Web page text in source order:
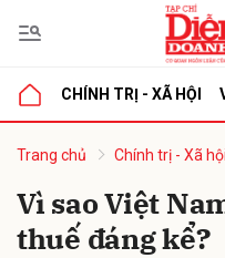
CHÍNH TRỊ - XÃ HỘI
Trang chủ Chính trị - Xã hội
Vì sao Việt
thuế đáng kể?
luận